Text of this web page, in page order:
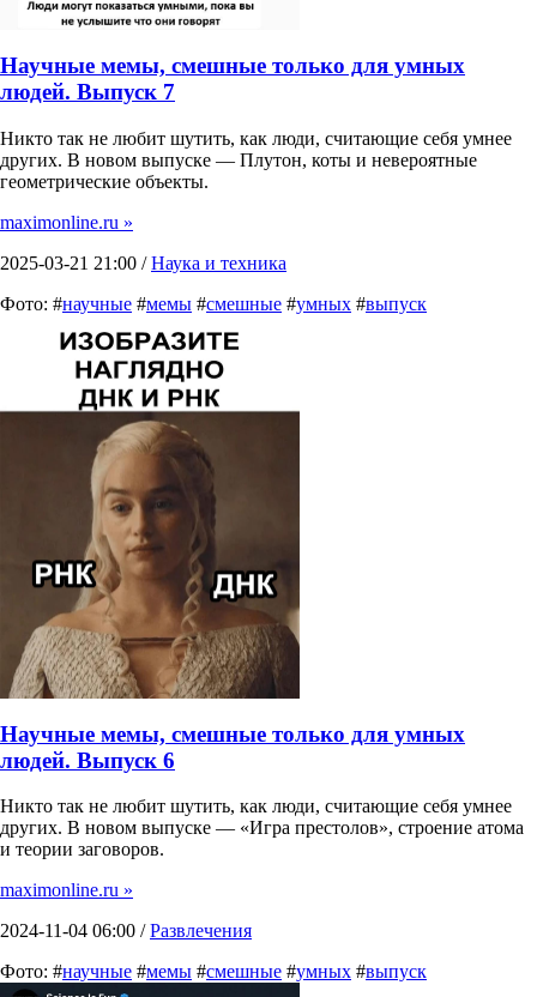
Научные мемы, смешные только для умных
людей. Выпуск 7
Никто так не любит шутить, как люди, считающие себя умнее
других. В новом выпуске — Плутон, коты и невероятные
геометрические объекты.
maximonline.ru »
2025-03-21 21:00 /Наука и техника
Фото: #научные #мемы #смешные #умных #выпуск
Научные мемы, смешные только для умных
людей. Выпуск 6
Никто так не любит шутить, как люди, считающие себя умнее
других. В новом выпуске — «Игра престолов», строение атома
и теории заговоров.
maximonline.ru »
2024-11-04 06:00 /Развлечения
Фото: #научные #мемы #смешные #умных #выпуск